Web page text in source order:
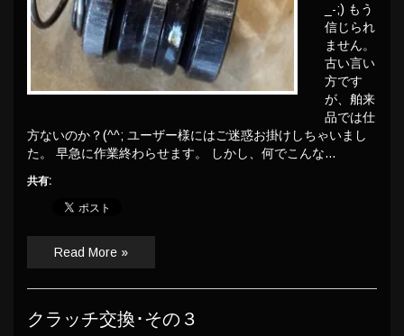
_-;) もう
信じられ
ません。
古い言い
方です
が、舶来
品では仕
方ないのか？(^^; ユーザー様にはご迷惑お掛けしちゃいまし
た。 早急に作業終わらせます。 しかし、何でこんな…
共有:
Read More »
クラッチ交換･その３